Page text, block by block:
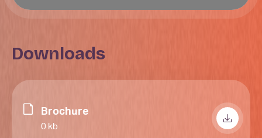
Downloads
Brochure
0 kb